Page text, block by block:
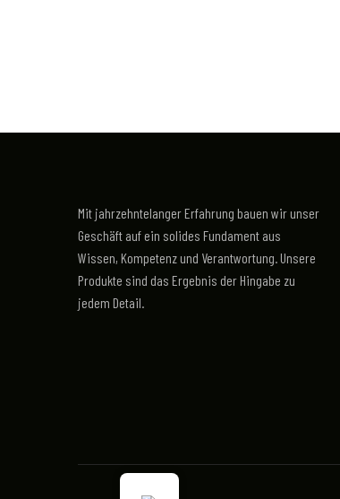
Mit jahrzehntelanger Erfahrung bauen wir unser
Geschäft auf ein solides Fundament aus
Wissen, Kompetenz und Verantwortung. Unsere
Produkte sind das Ergebnis der Hingabe zu
jedem Detail.